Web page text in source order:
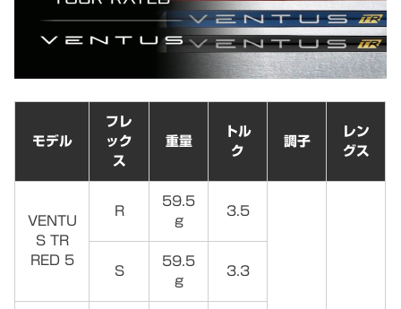
モデル
フレ
ック
ス
重量
トル
ク
調子
レン
グス
VENTU
S TR
RED 5
R
59.5
g
3.5
S
59.5
g
3.3